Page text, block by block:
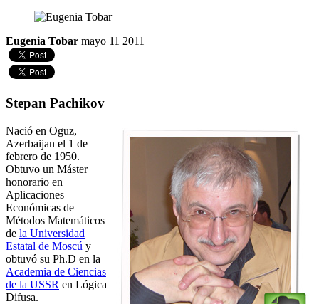
Eugenia Tobar mayo 11 2011
Stepan Pachikov
Nació en Oguz,
Azerbaijan el 1 de
febrero de 1950.
Obtuvo un Máster
honorario en
Aplicaciones
Económicas de
Métodos Matemáticos
de la Universidad
Estatal de Moscú y
obtuvó su Ph.D en la
Academia de Ciencias
de la USSR en Lógica
Difusa.